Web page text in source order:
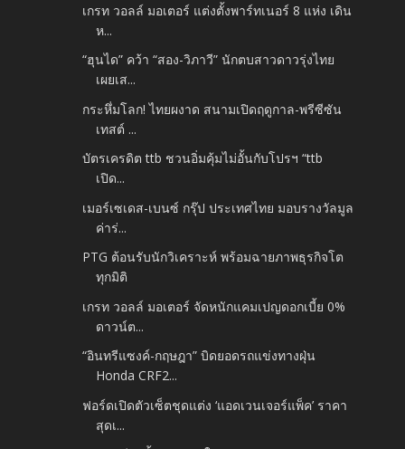
เกรท วอลล์ มอเตอร์ แต่งตั้งพาร์ทเนอร์ 8 แห่ง เดิน
ห...
“ฮุนได” คว้า “สอง-วิภาวี” นักตบสาวดาวรุ่งไทย
เผยเส...
กระหึ่มโลก! ไทยผงาด สนามเปิดฤดูกาล-พรีซีซัน
เทสต์ ...
บัตรเครดิต ttb ชวนอิ่มคุ้มไม่อั้นกับโปรฯ “ttb
เปิด...
เมอร์เซเดส-เบนซ์ กรุ๊ป ประเทศไทย มอบรางวัลมูล
ค่าร่...
PTG ต้อนรับนักวิเคราะห์ พร้อมฉายภาพธุรกิจโต
ทุกมิติ
เกรท วอลล์ มอเตอร์ จัดหนักแคมเปญดอกเบี้ย 0%
ดาวน์ต...
“อินทรีแซงค์-กฤษฎา” บิดยอดรถแข่งทางฝุ่น
Honda CRF2...
ฟอร์ดเปิดตัวเซ็ตชุดแต่ง ‘แอดเวนเจอร์แพ็ค’ ราคา
สุดเ...